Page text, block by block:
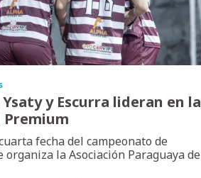
Ysaty y Escurra lideran en la
fecha del campeonato de
organiza la Asociación Paraguaya de